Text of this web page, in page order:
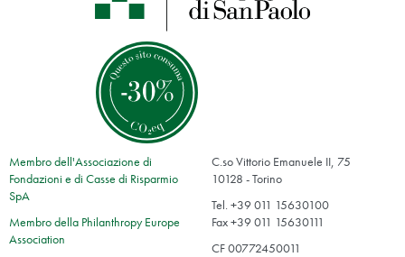
Membro dell'Associazione di
Fondazioni e di Casse di Risparmio
SpA
Membro della Philanthropy Europe
Association
C.so Vittorio Emanuele II, 75
10128 - Torino
Tel. +39 011 15630100
Fax +39 011 15630111
CF 00772450011